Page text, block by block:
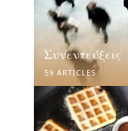
Συνεντεύξεις
59 ARTICLES